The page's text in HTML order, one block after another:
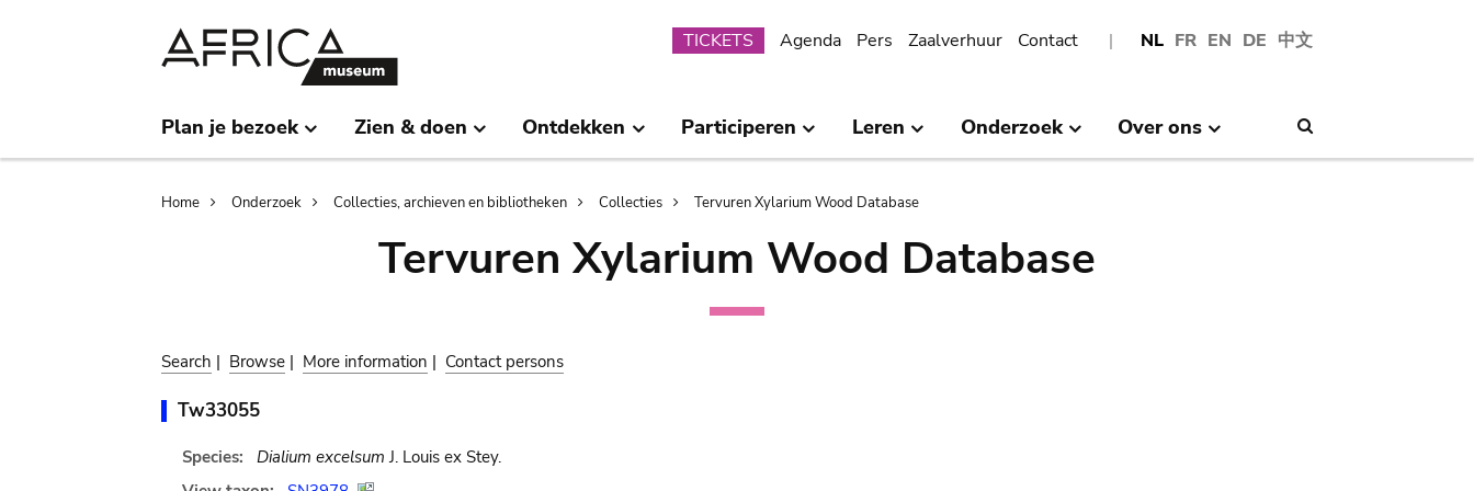
NL FR EN DE 中文
Submenu
TICKETS Agenda Pers Zaalverhuur Contact
Plan je bezoek Zien & doen Ontdekken Participeren Leren Onderzoek Over ons
Breadcrumb
Home Onderzoek Collecties, archieven en bibliotheken Collecties Tervuren Xylarium Wood Database
Tervuren Xylarium Wood Database
Search | Browse | More information | Contact persons
Tw33055
Species: Dialium excelsum J. Louis ex Stey.